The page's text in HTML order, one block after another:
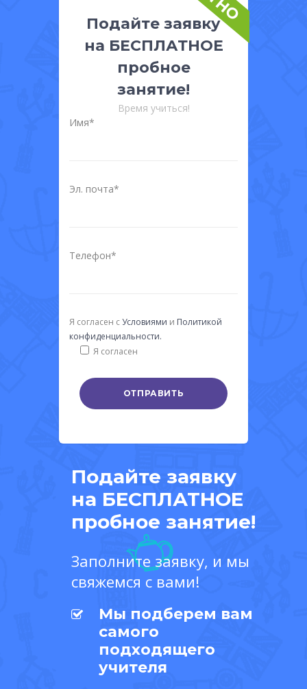
Подайте заявку
на БЕСПЛАТНОЕ
пробное
занятие!
Время учиться!
Имя*
Эл. почта*
Телефон*
Я согласен сУсловиями и Политикой
конфиденциальности.
Я согласен
Подайте заявку
на БЕСПЛАТНОЕ
пробное занятие!
Заполните заявку, и мы
свяжемся с вами!
Мы подберем вам
самого
подходящего
учителя